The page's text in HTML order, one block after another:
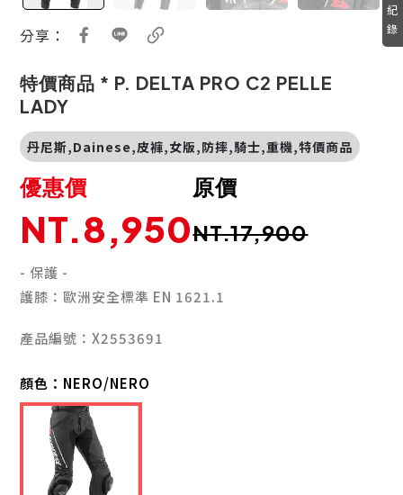
分享：
特價商品 * P. DELTA PRO C2 PELLE
LADY
丹尼斯,Dainese,皮褲,女版,防摔,騎士,重機,特價商品
原價
NT.17,900
優惠價
NT.8,950
- 保護 -
護膝：歐洲安全標準 EN 1621.1
產品編號：X2553691
顏色： NERO/NERO
紀
錄